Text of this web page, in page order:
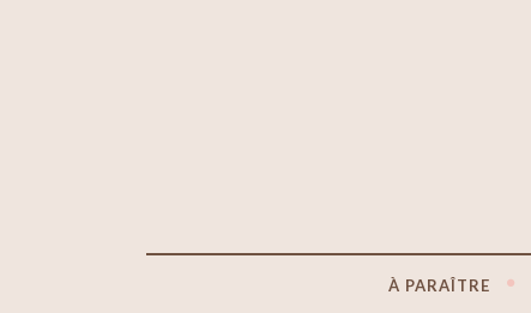
À PARAÎTRE